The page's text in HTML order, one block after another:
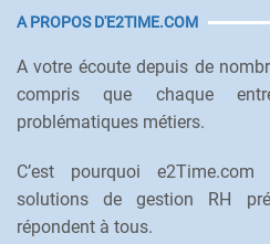
A PROPOS D'E2TIME.COM
A votre écoute depuis de
compris que chaque
problématiques métiers.
C’est pourquoi
solutions de gestion RH
répondent à tous.